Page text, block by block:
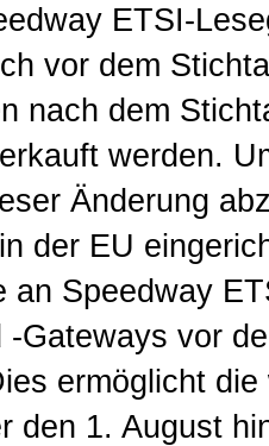
ETSI-
vor dem
nach dem
werden.
Änderung
der EU
an Speedway
-Gateways vor
ermöglicht die
den 1. August